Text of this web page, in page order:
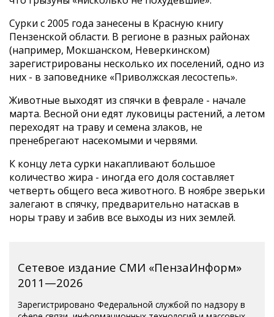
Сурки с 2005 года занесены в Красную книгу
Пензенской области. В регионе в разных районах
(например, Мокшанском, Неверкинском)
зарегистрированы несколько их поселений, одно из
них - в заповеднике «Приволжская лесостепь».
Животные выходят из спячки в феврале - начале
марта. Весной они едят луковицы растений, а летом
переходят на траву и семена злаков, не
пренебрегают насекомыми и червями.
К концу лета сурки накапливают большое
количество жира - иногда его доля составляет
четверть общего веса животного. В ноябре зверьки
залегают в спячку, предварительно натаскав в
норы траву и забив все выходы из них землей.
Сетевое издание СМИ «ПензаИнформ»
2011—2026
Зарегистрировано Федеральной службой по надзору в